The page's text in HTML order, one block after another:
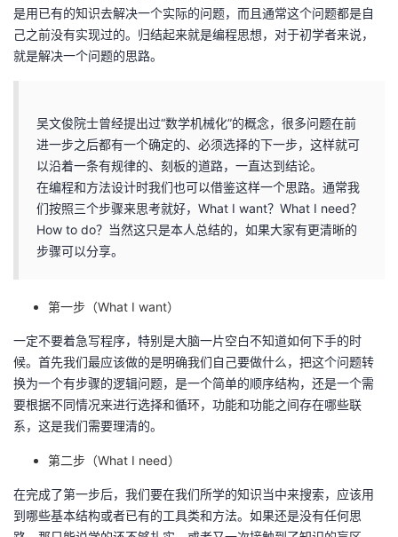
是用已有的知识去解决一个实际的问题，而且通常这个问题都是自
己之前没有实现过的。归结起来就是编程思想，对于初学者来说，
就是解决一个问题的思路。
吴文俊院士曾经提出过“数学机械化”的概念，很多问题在前
进一步之后都有一个确定的、必须选择的下一步，这样就可
以沿着一条有规律的、刻板的道路，一直达到结论。
在编程和方法设计时我们也可以借鉴这样一个思路。通常我
们按照三个步骤来思考就好，What I want？What I need？
How to do？当然这只是本人总结的，如果大家有更清晰的
步骤可以分享。
第一步（What I want）
一定不要着急写程序，特别是大脑一片空白不知道如何下手的时
候。首先我们最应该做的是明确我们自己要做什么，把这个问题转
换为一个有步骤的逻辑问题，是一个简单的顺序结构，还是一个需
要根据不同情况来进行选择和循环，功能和功能之间存在哪些联
系，这是我们需要理清的。
第二步（What I need）
在完成了第一步后，我们要在我们所学的知识当中来搜索，应该用
到哪些基本结构或者已有的工具类和方法。如果还是没有任何思